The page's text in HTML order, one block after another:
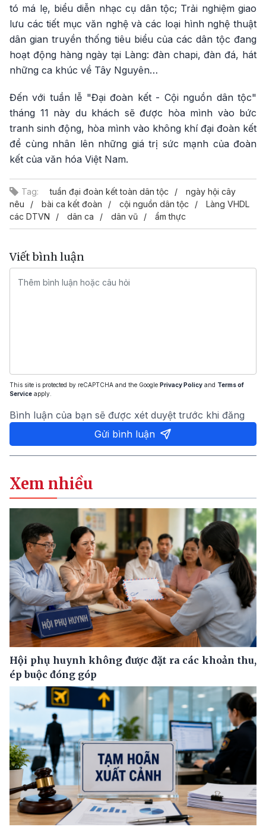
tó má lẹ, biểu diễn nhạc cụ dân tộc; Trải nghiệm giao
lưu các tiết mục văn nghệ và các loại hình nghệ thuật
dân gian truyền thống tiêu biểu của các dân tộc đang
hoạt động hàng ngày tại Làng: đàn chapi, đàn đá, hát
những ca khúc về Tây Nguyên…
Đến với tuần lễ "Đại đoàn kết - Cội nguồn dân tộc"
tháng 11 này du khách sẽ được hòa mình vào bức
tranh sinh động, hòa mình vào không khí đại đoàn kết
để cùng nhân lên những giá trị sức mạnh của đoàn
kết của văn hóa Việt Nam.
Tag: tuần đại đoàn kết toàn dân tộc
ngày hội cây
nêu
bài ca kết đoàn cội nguồn dân tộc
Làng VHDL
các DTVN
dân ca dân vũ ẩm thực
Viết bình luận
This site is protected by reCAPTCHA and the Google Privacy Policy and Terms of
Service apply.
Bình luận của bạn sẽ được xét duyệt trước khi đăng
Gửi bình luận
Xem nhiều
Hội phụ huynh không được đặt ra các khoản thu,
ép buộc đóng góp